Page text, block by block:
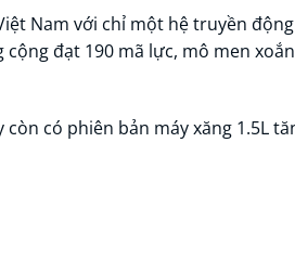
Nam với chỉ một hệ truyền
đạt 190 mã lực, mô men
có phiên bản máy xăng 1.5L